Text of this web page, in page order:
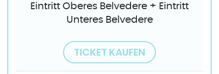
Eintritt Oberes Belvedere + Eintritt
Unteres Belvedere
TICKET KAUFEN